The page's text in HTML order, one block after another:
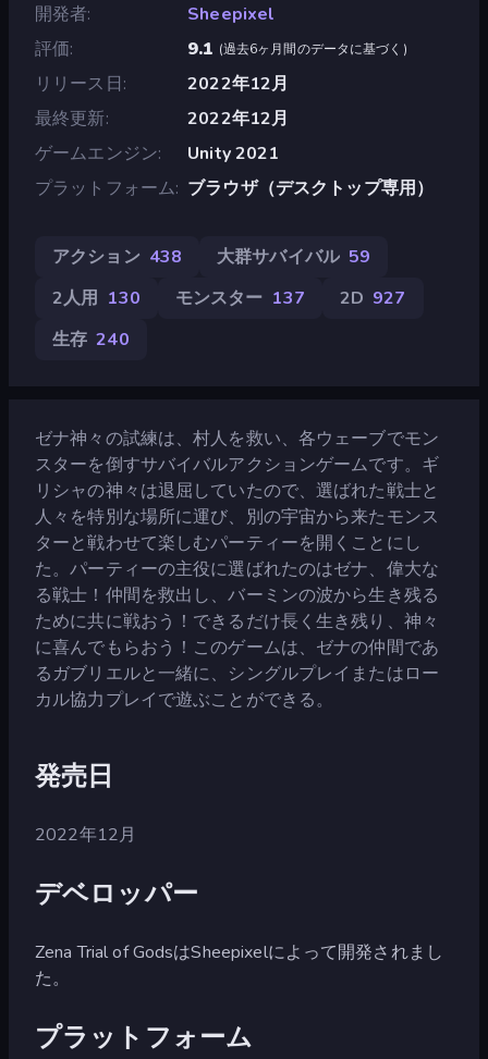
開発者
Sheepixel
評価
9.1 (過去6ヶ月間のデータに基づく )
リリース日
2022年12月
最終更新
2022年12月
ゲームエンジン
Unity 2021
プラットフォーム ブラウザ（デスクトップ専用）
アクション 438 大群サバイバル 59
2人用 130 モンスター 137 2D 927
生存 240
ゼナ神々の試練は、村人を救い、各ウェーブでモン
スターを倒すサバイバルアクションゲームです。ギ
リシャの神々は退屈していたので、選ばれた戦士と
人々を特別な場所に運び、別の宇宙から来たモンス
ターと戦わせて楽しむパーティーを開くことにし
た。パーティーの主役に選ばれたのはゼナ、偉大な
る戦士！仲間を救出し、バーミンの波から生き残る
ために共に戦おう！できるだけ長く生き残り、神々
に喜んでもらおう！このゲームは、ゼナの仲間であ
るガブリエルと一緒に、シングルプレイまたはロー
カル協力プレイで遊ぶことができる。
発売日
2022年12月
デベロッパー
Zena Trial of GodsはSheepixelによって開発されまし
た。
プラットフォーム